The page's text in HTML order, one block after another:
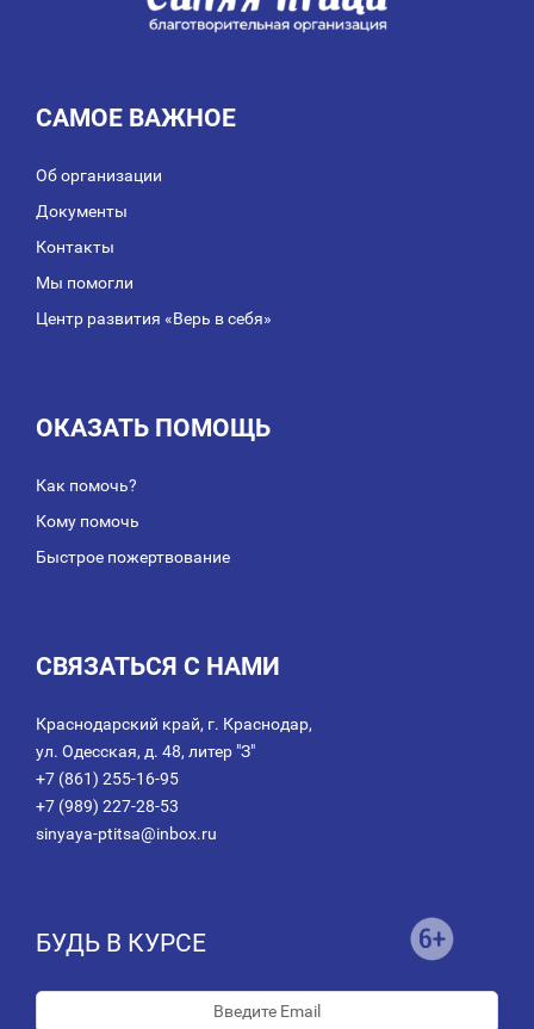
САМОЕ ВАЖНОЕ
Об организации
Документы
Контакты
Мы помогли
Центр развития «Верь в себя»
ОКАЗАТЬ ПОМОЩЬ
Как помочь?
Кому помочь
Быстрое пожертвование
СВЯЗАТЬСЯ С НАМИ
Краснодарский край, г. Краснодар,
ул. Одесская, д. 48, литер "З"
+7 (861) 255-16-95
+7 (989) 227-28-53
sinyaya-ptitsa@inbox.ru
БУДЬ В КУРСЕ